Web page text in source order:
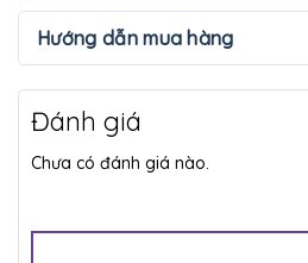
Hướng dẫn mua hàng
Đánh giá
Chưa có đánh giá nào.